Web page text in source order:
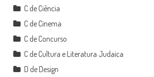
C de Ciência
C de Cinema
C de Concurso
C de Cultura e Literatura Judaica
D de Design